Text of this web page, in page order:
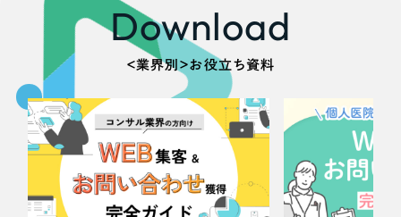
Download
＜業界別＞お役立ち資料